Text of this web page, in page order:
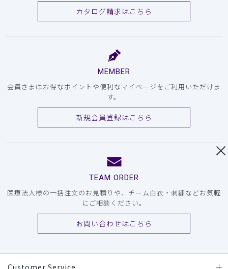
カタログ請求はこちら
MEMBER
会員さまはお得なポイントや便利なマイページをご利用いただけま
す。
新規会員登録はこちら
TEAM ORDER
医療法人様の一括注文のお見積りや、チーム白衣・刺繍などお気軽
にご相談ください。
お問い合わせはこちら
Customer Service